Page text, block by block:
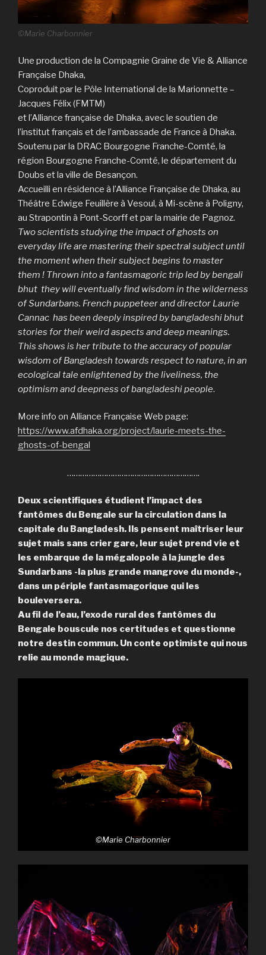
©Marie Charbonnier
Une production de la Compagnie Graine de Vie & Alliance
Française Dhaka,
Coproduit par le Pôle International de la Marionnette –
Jacques Félix (FMTM)
et l’Alliance française de Dhaka, avec le soutien de
l’institut français et de l’ambassade de France à Dhaka.
Soutenu par la DRAC Bourgogne Franche-Comté, la
région Bourgogne Franche-Comté, le département du
Doubs et la ville de Besançon.
Accueilli en résidence à l’Alliance Française de Dhaka, au
Théâtre Edwige Feuillère à Vesoul, à Mi-scène à Poligny,
au Strapontin à Pont-Scorff et par la mairie de Pagnoz.
Two scientists studying the impact of ghosts on
everyday life are mastering their spectral subject until
the moment when their subject begins to master
them ! Thrown into a fantasmagoric trip led by bengali
bhut they will eventually find wisdom in the wilderness
of Sundarbans. French puppeteer and director Laurie
Cannac has been deeply inspired by bangladeshi bhut
stories for their weird aspects and deep meanings.
This shows is her tribute to the accuracy of popular
wisdom of Bangladesh towards respect to nature, in an
ecological tale enlightened by the liveliness, the
optimism and deepness of bangladeshi people.
More info on Alliance Française Web page:
https://www.afdhaka.org/project/laurie-meets-the-
ghosts-of-bengal
…………………………………………………….
Deux scientifiques étudient l’impact des
fantômes du Bengale sur la circulation dans la
capitale du Bangladesh. Ils pensent maîtriser leur
sujet mais sans crier gare, leur sujet prend vie et
les embarque de la mégalopole à la jungle des
Sundarbans -la plus grande mangrove du monde-,
dans un périple fantasmagorique qui les
bouleversera.
Au fil de l’eau, l’exode rural des fantômes du
Bengale bouscule nos certitudes et questionne
notre destin commun. Un conte optimiste qui nous
relie au monde magique.
©Marie Charbonnier